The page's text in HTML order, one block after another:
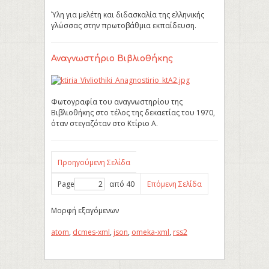
Ύλη για μελέτη και διδασκαλία της ελληνικής
γλώσσας στην πρωτοβάθμια εκπαίδευση.
Αναγνωστήριο Βιβλιοθήκης
Φωτογραφία του αναγνωστηρίου της
Βιβλιοθήκης στο τέλος της δεκαετίας του 1970,
όταν στεγαζόταν στο Κτίριο Α.
Προηγούμενη Σελίδα
Page από 40 Επόμενη Σελίδα
Μορφή εξαγόμενων
atom, dcmes-xml, json, omeka-xml, rss2